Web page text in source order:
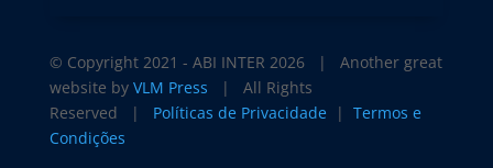
© Copyright 2021 - ABI INTER 2026 | Another great
website by VLM Press | All Rights
Reserved | Políticas de Privacidade | Termos e
Condições